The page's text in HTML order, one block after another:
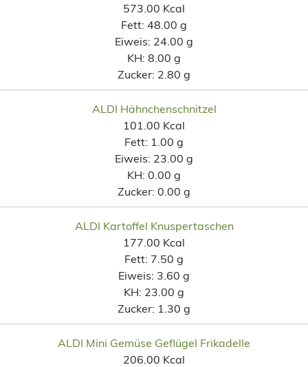
573.00 Kcal
Fett: 48.00 g
Eiweis: 24.00 g
KH: 8.00 g
Zucker: 2.80 g
ALDI Hähnchenschnitzel
101.00 Kcal
Fett: 1.00 g
Eiweis: 23.00 g
KH: 0.00 g
Zucker: 0.00 g
ALDI Kartoffel Knuspertaschen
177.00 Kcal
Fett: 7.50 g
Eiweis: 3.60 g
KH: 23.00 g
Zucker: 1.30 g
ALDI Mini Gemüse Geflügel Frikadelle
206.00 Kcal